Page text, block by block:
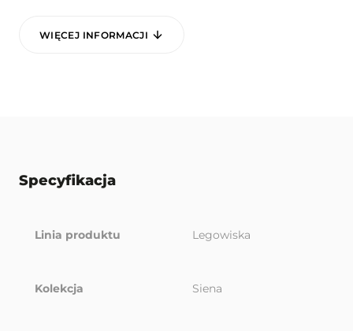
WIĘCEJ INFORMACJI
Specyfikacja
Linia produktu Legowiska
Kolekcja Siena